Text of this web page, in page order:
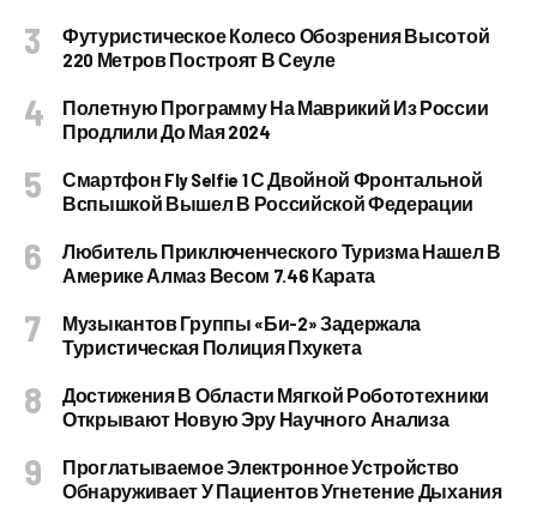
Футуристическое Колесо Обозрения Высотой
220 Метров Построят В Сеуле
Полетную Программу На Маврикий Из России
Продлили До Мая 2024
Смартфон Fly Selfie 1 С Двойной Фронтальной
Вспышкой Вышел В Российской Федерации
Любитель Приключенческого Туризма Нашел В
Америке Алмаз Весом 7.46 Карата
Музыкантов Группы «Би-2» Задержала
Туристическая Полиция Пхукета
Достижения В Области Мягкой Робототехники
Открывают Новую Эру Научного Анализа
Проглатываемое Электронное Устройство
Обнаруживает У Пациентов Угнетение Дыхания